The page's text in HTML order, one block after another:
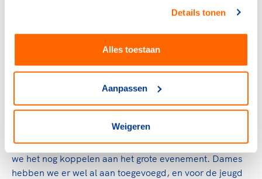
Details tonen
Alles toestaan
Aanpassen
Weigeren
Verbindende kracht
multicultureel was voordat het begrip bestond, zal zeker
blijven bestaan! Als het aan Auni Kandemir ligt, dan
wordt er dit jaar niet alleen een landelijk
er ook een G-voetbaltoernooi in het voorjaar bij. "Vorig
jaar hadden we daarvoor al plannen, maar toen wilden
we het nog koppelen aan het grote evenement. Dames
hebben we er wel al aan toegevoegd, en voor de jeugd